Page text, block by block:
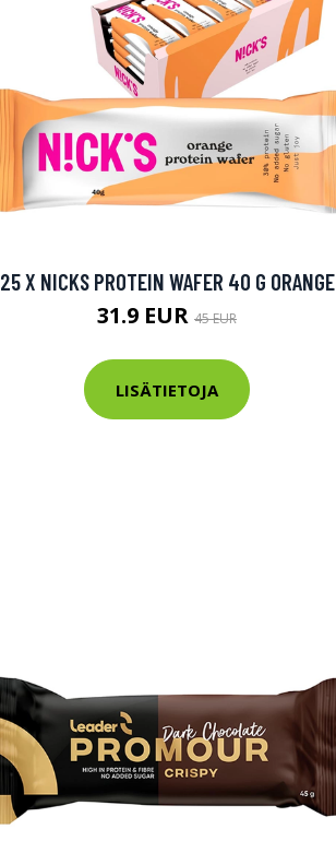
25 X NICKS PROTEIN WAFER 40 G ORANGE
31.9 EUR 45 EUR
LISÄTIETOJA